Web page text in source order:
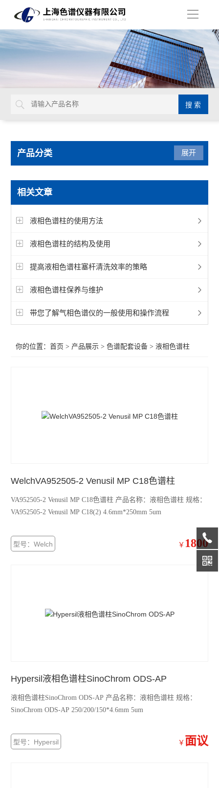
导
产品分类
色谱配套设备
样品瓶
液相色谱配件
气相色谱配件
滤膜滤器
气相色谱柱
液相色谱柱
展开
相关文章
液相色谱柱的使用方法
液相色谱柱的结构及使用
提高液相色谱柱塞杆清洗效率的策略
液相色谱柱保养与维护
带您了解气相色谱仪的一般使用和操作流程
你的位置：首页 > 产品展示 >色谱配套设备 >液相色谱柱
WelchVA952505-2 Venusil MP C18色谱柱
VA952505-2 Venusil MP C18色谱柱 产品名称：液相色谱柱 规格：
VA952505-2 Venusil MP C18(2) 4.6mm*250mm 5um
型号：Welch ￥ 1800
Hypersil液相色谱柱SinoChrom ODS-AP
液相色谱柱SinoChrom ODS-AP 产品名称：液相色谱柱 规格：
SinoChrom ODS-AP 250/200/150*4.6mm 5um
型号：Hypersil ￥ 面议